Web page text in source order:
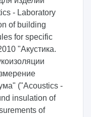
- Laboratory
of building
for specific
"Акустика.
("Acoustics -
insulation of
of